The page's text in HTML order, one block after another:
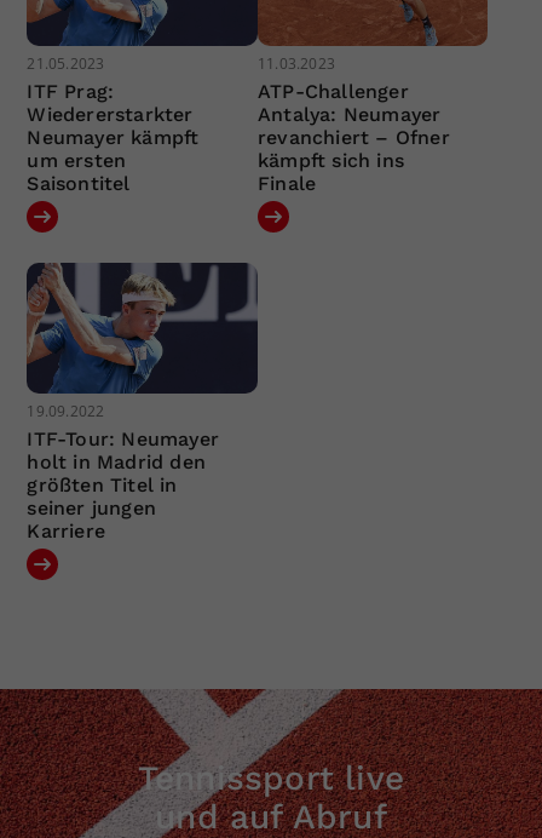
21.05.2023
ITF Prag:
Wiedererstarkter
Neumayer kämpft
um ersten
Saisontitel
11.03.2023
ATP-Challenger
Antalya: Neumayer
revanchiert – Ofner
kämpft sich ins
Finale
19.09.2022
ITF-Tour: Neumayer
holt in Madrid den
größten Titel in
seiner jungen
Karriere
Tennissport live
und auf Abruf